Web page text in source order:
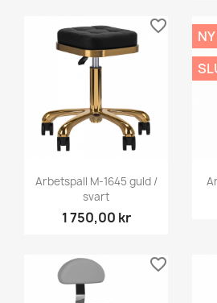
Arbetspall M-1645 guld /
svart
1 750,00 kr
favorite_border
NY
favorite_border